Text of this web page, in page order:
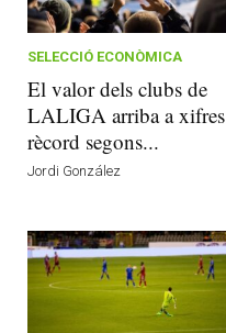
SELECCIÓ ECONÒMICA
El valor dels clubs de
LALIGA arriba a xifres
rècord segons...
Jordi González